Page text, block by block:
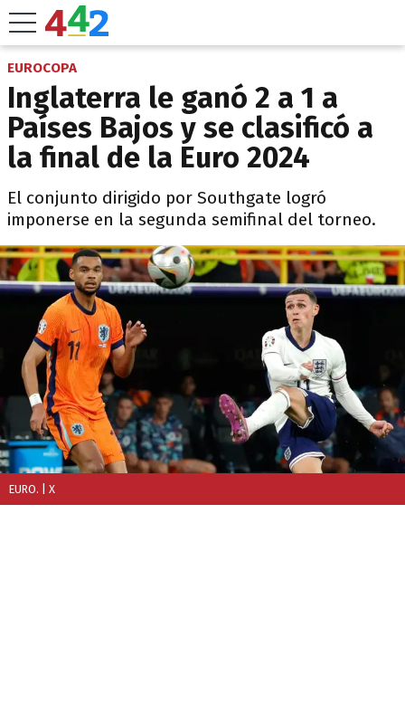
EUROCOPA
Inglaterra le ganó 2 a 1 a
Países Bajos y se clasificó a
la final de la Euro 2024
El conjunto dirigido por Southgate logró
imponerse en la segunda semifinal del torneo.
EURO. | X